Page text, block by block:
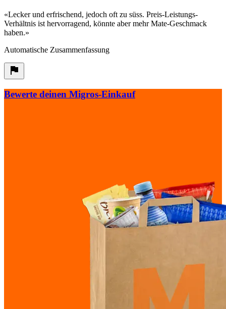
«Lecker und erfrischend, jedoch oft zu süss. Preis-Leistungs-
Verhältnis ist hervorragend, könnte aber mehr Mate-Geschmack
haben.»
Automatische Zusammenfassung
Bewerte deinen Migros-Einkauf